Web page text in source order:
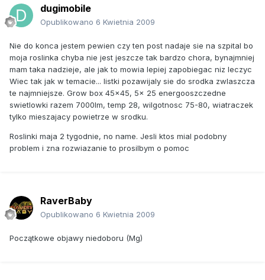
dugimobile
Opublikowano 6 Kwietnia 2009
Nie do konca jestem pewien czy ten post nadaje sie na szpital bo
moja roslinka chyba nie jest jeszcze tak bardzo chora, bynajmniej
mam taka nadzieje, ale jak to mowia lepiej zapobiegac niz leczyc
Wiec tak jak w temacie... listki pozawijaly sie do srodka zwlaszcza
te najmniejsze. Grow box 45x45, 5x 25 energooszczedne
swietlowki razem 7000lm, temp 28, wilgotnosc 75-80, wiatraczek
tylko mieszajacy powietrze w srodku.
Roslinki maja 2 tygodnie, no name. Jesli ktos mial podobny
problem i zna rozwiazanie to prosilbym o pomoc
RaverBaby
Opublikowano 6 Kwietnia 2009
Początkowe objawy niedoboru (Mg)